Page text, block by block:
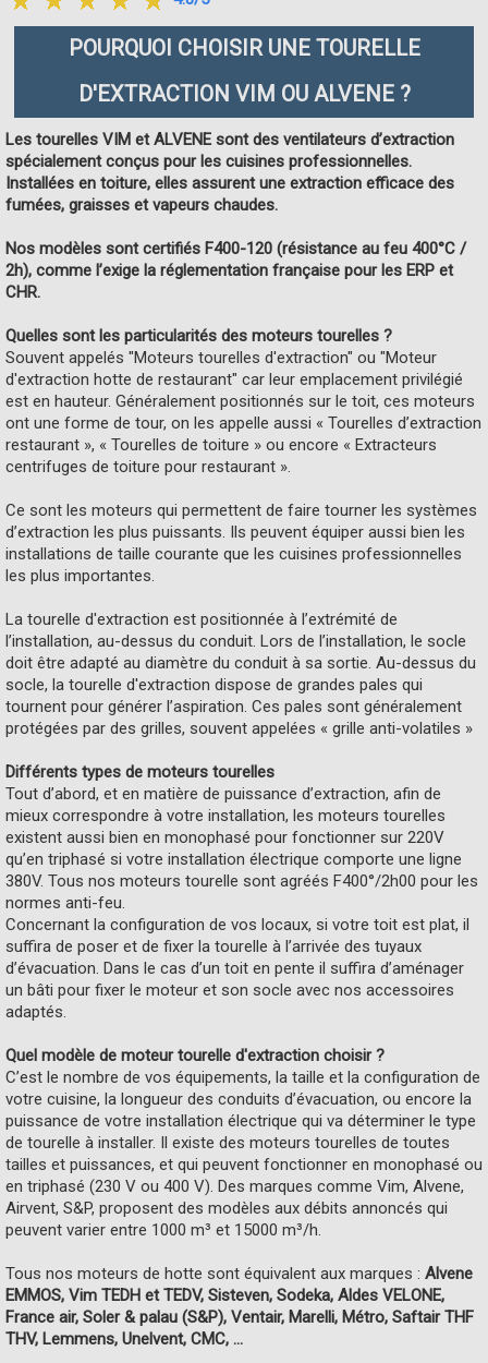
POURQUOI CHOISIR UNE TOURELLE
D'EXTRACTION VIM OU ALVENE ?
Les tourelles VIM et ALVENE sont des ventilateurs d’extraction
spécialement conçus pour les cuisines professionnelles.
Installées en toiture, elles assurent une extraction efficace des
fumées, graisses et vapeurs chaudes.
Nos modèles sont certifiés F400-120 (résistance au feu 400°C /
2h), comme l’exige la réglementation française pour les ERP et
CHR.
Quelles sont les particularités des moteurs tourelles ?
Souvent appelés "Moteurs tourelles d'extraction" ou "Moteur
d'extraction hotte de restaurant" car leur emplacement privilégié
est en hauteur. Généralement positionnés sur le toit, ces moteurs
ont une forme de tour, on les appelle aussi « Tourelles d’extraction
restaurant », « Tourelles de toiture » ou encore « Extracteurs
centrifuges de toiture pour restaurant ».
Ce sont les moteurs qui permettent de faire tourner les systèmes
d’extraction les plus puissants. Ils peuvent équiper aussi bien les
installations de taille courante que les cuisines professionnelles
les plus importantes.
La tourelle d'extraction est positionnée à l’extrémité de
l’installation, au-dessus du conduit. Lors de l’installation, le socle
doit être adapté au diamètre du conduit à sa sortie. Au-dessus du
socle, la tourelle d'extraction dispose de grandes pales qui
tournent pour générer l’aspiration. Ces pales sont généralement
protégées par des grilles, souvent appelées « grille anti-volatiles »
Différents types de moteurs tourelles
Tout d’abord, et en matière de puissance d’extraction, afin de
mieux correspondre à votre installation, les moteurs tourelles
existent aussi bien en monophasé pour fonctionner sur 220V
qu’en triphasé si votre installation électrique comporte une ligne
380V. Tous nos moteurs tourelle sont agréés F400°/2h00 pour les
normes anti-feu.
Concernant la configuration de vos locaux, si votre toit est plat, il
suffira de poser et de fixer la tourelle à l’arrivée des tuyaux
d’évacuation. Dans le cas d’un toit en pente il suffira d’aménager
un bâti pour fixer le moteur et son socle avec nos accessoires
adaptés.
Quel modèle de moteur tourelle d'extraction choisir ?
C’est le nombre de vos équipements, la taille et la configuration de
votre cuisine, la longueur des conduits d’évacuation, ou encore la
puissance de votre installation électrique qui va déterminer le type
de tourelle à installer. Il existe des moteurs tourelles de toutes
tailles et puissances, et qui peuvent fonctionner en monophasé ou
en triphasé (230 V ou 400 V). Des marques comme Vim, Alvene,
Airvent, S&P, proposent des modèles aux débits annoncés qui
peuvent varier entre 1000 m³ et 15000 m³/h.
Tous nos moteurs de hotte sont équivalent aux marques : Alvene
EMMOS, Vim TEDH et TEDV, Sisteven, Sodeka, Aldes VELONE,
France air, Soler & palau (S&P), Ventair, Marelli, Métro, Saftair THF
THV, Lemmens, Unelvent, CMC, ...